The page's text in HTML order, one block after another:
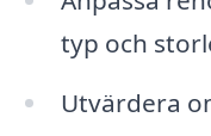
typ och
Utvärdera